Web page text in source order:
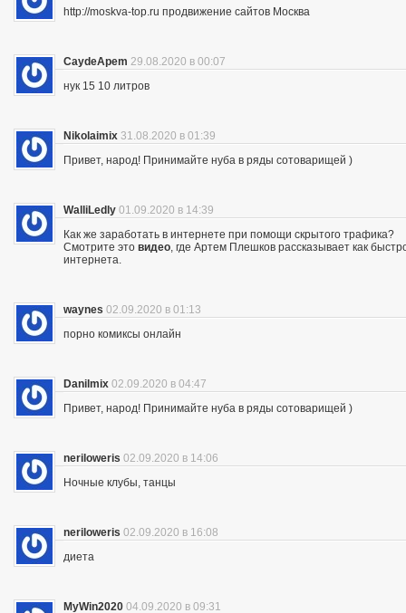
http://moskva-top.ru продвижение сайтов Москва
CaydeApem 29.08.2020 в 00:07
нук 15 10 литров
Nikolaimix 31.08.2020 в 01:39
Привет, народ! Принимайте нуба в ряды сотоварищей )
WalliLedly 01.09.2020 в 14:39
Как же заработать в интернете при помощи скрытого трафика?
Смотрите это видео, где Артем Плешков рассказывает как
интернета.
waynes 02.09.2020 в 01:13
порно комиксы онлайн
Danilmix 02.09.2020 в 04:47
Привет, народ! Принимайте нуба в ряды сотоварищей )
neriloweris 02.09.2020 в 14:06
Ночные клубы, танцы
neriloweris 02.09.2020 в 16:08
диета
MyWin2020 04.09.2020 в 09:31